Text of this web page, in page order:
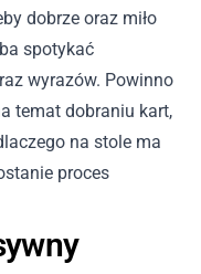
dobrze oraz miło
spotykać
wyrazów. Powinno
temat dobraniu kart,
na stole ma
proces